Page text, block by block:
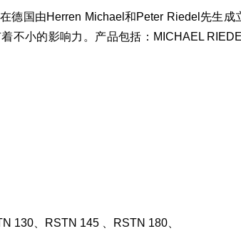
德国由Herren Michael和Peter Riedel先生
不小的影响力。产品包括：MICHAEL
130、RSTN 145 、RSTN 180、